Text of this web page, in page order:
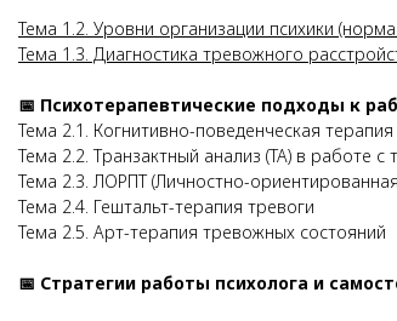
Тема 1.2. Уровни организации психики
Тема 1.3. Диагностика тревожного
📅 Психотерапевтические подходы к
Тема 2.1. Когнитивно-поведенческая
Тема 2.2. Транзактный анализ (ТА) в работе с
Тема 2.3. ЛОРПТ (Личностно-
Тема 2.4. Гештальт-терапия тревоги
Тема 2.5. Арт-терапия тревожных состояний
📅 Стратегии работы психолога и